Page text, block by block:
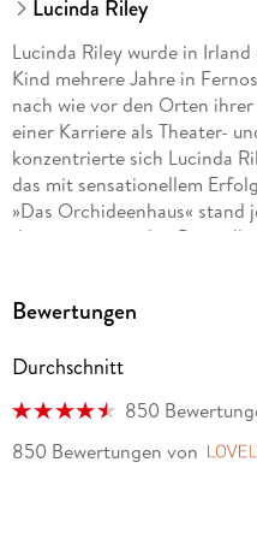
Lucinda Riley
Lucinda Riley wurde in
Kind mehrere Jahre in
nach wie vor den Orten
einer Karriere als Theater-
konzentrierte sich Lucinda
das mit sensationellem
»Das Orchideenhaus« stand
der internationalen
und ihren vier Kindern im
Bewertungen
Durchschnitt
850
850 Bewertungen von